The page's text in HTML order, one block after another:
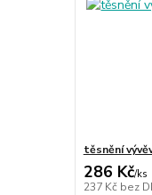
těsnění
286 Kč/ks
237 Kč bez